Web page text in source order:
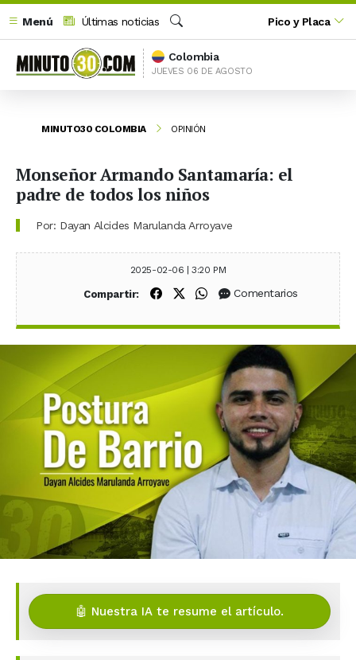
Menú
Últimas noticias
Buscar
Pico y Placa
Colombia
JUEVES 06 DE AGOSTO
MINUTO30 COLOMBIA OPINIÓN
Monseñor Armando Santamaría: el
padre de todos los niños
Por: Dayan Alcides Marulanda Arroyave
2025-02-06 | 3:20 PM
Compartir: Compartir en Facebook
Compartir en X (Twitter)
Compartir en WhatsApp
Comentarios
🤖 Nuestra IA te resume el artículo.